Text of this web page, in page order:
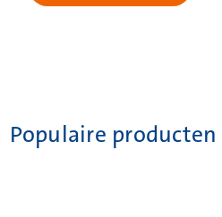
Populaire producten